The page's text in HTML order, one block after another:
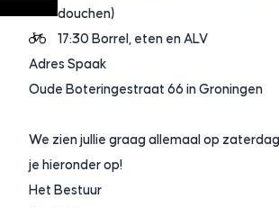
douchen)
17:30 Borrel, eten en ALV
Adres Spaak
Oude Boteringestraat 66 in Groningen
We zien jullie graag allemaal op
je hieronder op!
Het Bestuur